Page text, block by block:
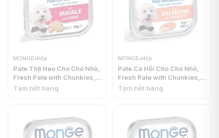
MONGE•Hộp
Pate Thịt Heo Cho Chó Nhỏ,
Fresh Pate with Chunkies,
with Pork (100g) - MONGE
Tạm hết hàng
MONGE•Hộp
Pate Cá Hồi Cho Chó Nhỏ,
Fresh Pate with Chunkies,
with Salmon (100g) -
Tạm hết hàng